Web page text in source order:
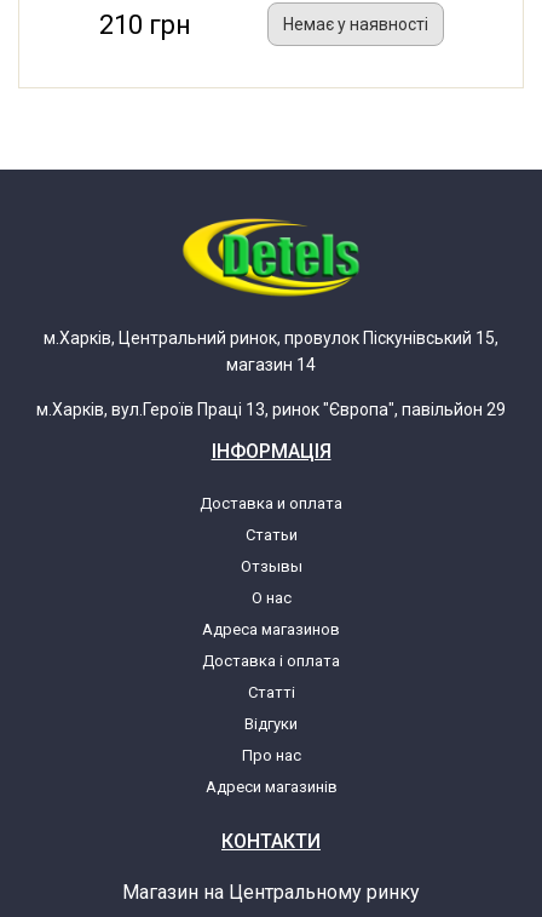
210 грн Немає у наявності
м.Харків, Центральний ринок, провулок Піскунівський 15,
магазин 14
м.Харків, вул.Героїв Праці 13, ринок "Європа", павільйон 29
ІНФОРМАЦІЯ
Доставка и оплата
Статьи
Отзывы
О нас
Адреса магазинов
Доставка і оплата
Статті
Відгуки
Про нас
Адреси магазинів
КОНТАКТИ
Магазин на Центральному ринку